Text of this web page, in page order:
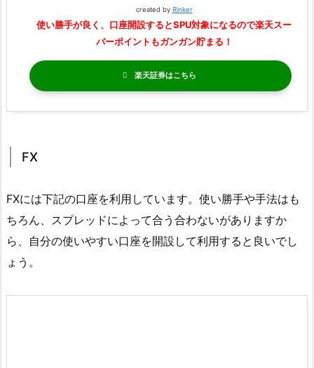
created by Rinker
使い勝手が良く、口座開設するとSPU対象になるので楽天スー
パーポイントもガンガン貯まる！
楽天証券
FX
FXには下記の口座を利用しています。使い勝手や手法はも
ちろん、スプレッドによって合う合わないがありますか
ら、自分の使いやすい口座を開設して利用すると良いでし
ょう。